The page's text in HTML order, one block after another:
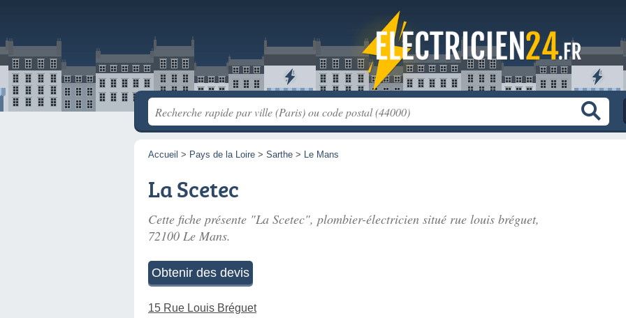
Accueil > Pays de la Loire > Sarthe > Le Mans
La Scetec
Cette fiche présente "La Scetec", plombier-électricien situé rue louis bréguet,
72100 Le Mans.
Obtenir des devis
15 Rue Louis Bréguet